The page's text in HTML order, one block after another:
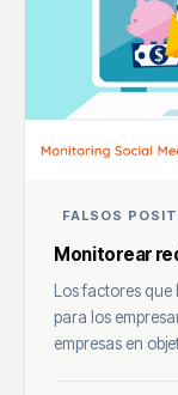
FALSOS
Monitorear
Los factores
para los
empresas en